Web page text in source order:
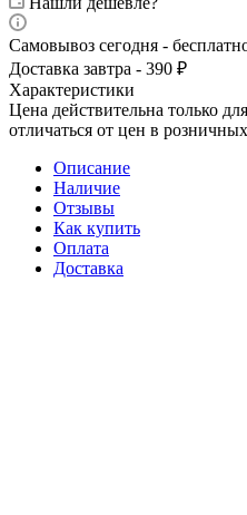
Самовывоз сегодня -
Доставка завтра - 390 ₽
Характеристики
Цена действительна только
отличаться от цен в
Описание
Наличие
Отзывы
Как купить
Оплата
Доставка